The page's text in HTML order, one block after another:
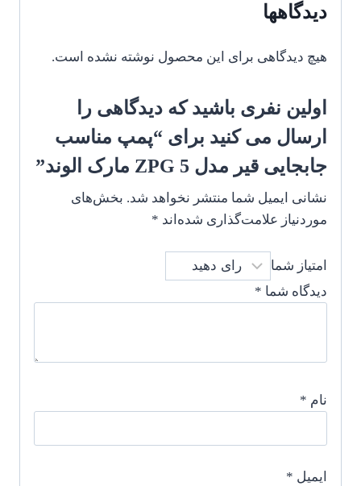
دیدگاهها
هیچ دیدگاهی برای این محصول نوشته نشده است.
اولین نفری باشید که دیدگاهی را
ارسال می کنید برای “پمپ مناسب
جابجایی قیر مدل ZPG 5 مارک الوند”
نشانی ایمیل شما منتشر نخواهد شد. بخش‌های
موردنیاز علامت‌گذاری شده‌اند *
امتیاز شما
دیدگاه شما *
نام *
ایمیل *